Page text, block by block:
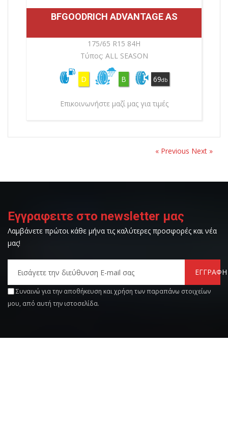
BFGOODRICH ADVANTAGE AS
175/65 R15 84H
Τύπος: ALL SEASON
D B 69db
Επικοινωνήστε μαζί μας για τιμές
« Previous Next »
Εγγραφειτε στο newsletter μας
Λαμβάνετε πρώτοι κάθε μήνα τις καλύτερες προσφορές και νέα
μας!
ΕΓΓΡΑΦΗ
Συναινώ για την αποθήκευση και χρήση των παραπάνω στοιχείων
μου, από αυτή την ιστοσελίδα.